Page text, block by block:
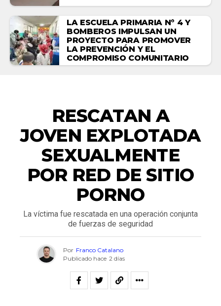
LA ESCUELA PRIMARIA N° 4 Y
BOMBEROS IMPULSAN UN
PROYECTO PARA PROMOVER
LA PREVENCIÓN Y EL
COMPROMISO COMUNITARIO
RESCATAN A
JOVEN EXPLOTADA
SEXUALMENTE
POR RED DE SITIO
PORNO
La víctima fue rescatada en una operación conjunta
de fuerzas de seguridad
Por Franco Catalano
Publicado hace 2 días